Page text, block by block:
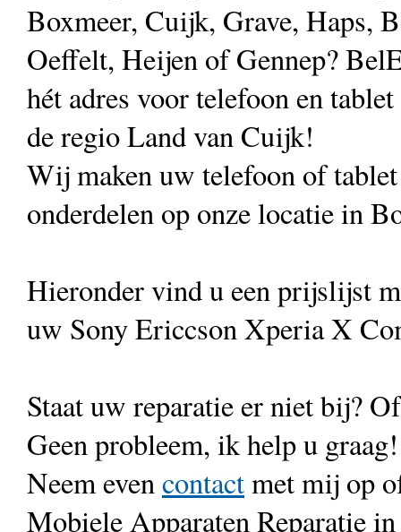
Boxmeer, Cuijk, Grave, Haps,
Oeffelt, Heijen of Gennep?
hét adres voor telefoon en
de regio Land van Cuijk!
Wij maken uw telefoon of
onderdelen op onze locatie in
Hieronder vind u een prijslijst
uw Sony Ericcson Xperia X
Staat uw reparatie er niet bij?
Geen probleem, ik help u graag!
Neem evencontactmet mij op
Mobiele Apparaten Reparatie